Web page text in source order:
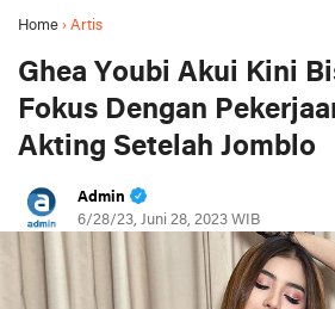
Home › Artis
Ghea Youbi Akui Kini
Fokus Dengan
Akting Setelah Jomblo
Admin
6/28/23, Juni 28, 2023 WIB